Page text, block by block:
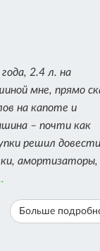
2.4 л. на
мне, прямо
на капоте и
– почти как
решил
амортизаторы,
Больше